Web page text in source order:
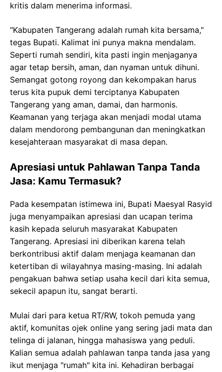
kritis dalam menerima informasi.
"Kabupaten Tangerang adalah rumah kita bersama,"
tegas Bupati. Kalimat ini punya makna mendalam.
Seperti rumah sendiri, kita pasti ingin menjaganya
agar tetap bersih, aman, dan nyaman untuk dihuni.
Semangat gotong royong dan kekompakan harus
terus kita pupuk demi terciptanya Kabupaten
Tangerang yang aman, damai, dan harmonis.
Keamanan yang terjaga akan menjadi modal utama
dalam mendorong pembangunan dan meningkatkan
kesejahteraan masyarakat di masa depan.
Apresiasi untuk Pahlawan Tanpa Tanda
Jasa: Kamu Termasuk?
Pada kesempatan istimewa ini, Bupati Maesyal Rasyid
juga menyampaikan apresiasi dan ucapan terima
kasih kepada seluruh masyarakat Kabupaten
Tangerang. Apresiasi ini diberikan karena telah
berkontribusi aktif dalam menjaga keamanan dan
ketertiban di wilayahnya masing-masing. Ini adalah
pengakuan bahwa setiap usaha kecil dari kita semua,
sekecil apapun itu, sangat berarti.
Mulai dari para ketua RT/RW, tokoh pemuda yang
aktif, komunitas ojek online yang sering jadi mata dan
telinga di jalanan, hingga mahasiswa yang peduli.
Kalian semua adalah pahlawan tanpa tanda jasa yang
ikut menjaga "rumah" kita ini. Kehadiran berbagai